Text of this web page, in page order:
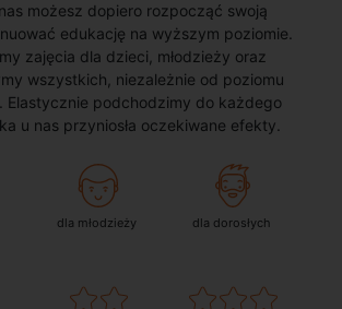
możesz dopiero rozpocząć swoją
edukację na wyższym poziomie.
zajęcia dla dzieci, młodzieży oraz
wszystkich, niezależnie od poziomu
Elastycznie podchodzimy do każdego
u nas przyniosła oczekiwane efekty.
dla młodzieży dla dorosłych